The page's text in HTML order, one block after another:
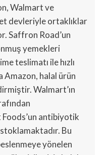
Walmart ve
devleriyle ortaklıklar
Saffron Road’un
yemekleri
teslimatı ile hızlı
Amazon, halal ürün
Walmart’ın
antibiyotik
Bu
yönelen